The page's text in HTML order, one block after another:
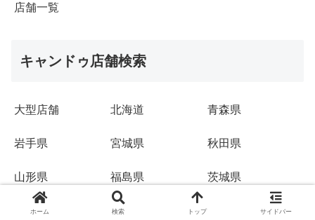
店舗一覧
キャンドゥ店舗検索
大型店舗 北海道 青森県
岩手県 宮城県 秋田県
山形県 福島県 茨城県
栃木県 群馬県 埼玉県
ホーム 検索 トップ サイドバー